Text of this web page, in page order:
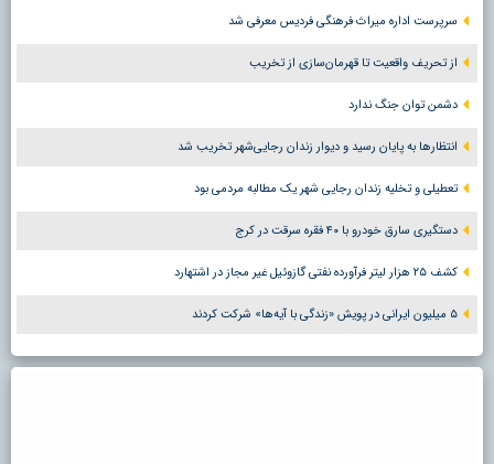
سرپرست اداره میراث فرهنگی فردیس معرفی شد
از تحریف واقعیت تا قهرمان‌سازی از تخریب
دشمن توان جنگ ندارد
انتظارها به پایان رسید و دیوار زندان رجایی‌شهر تخریب شد
تعطیلی و تخلیه زندان رجایی شهر یک مطالبه مردمی بود
دستگیری سارق خودرو با ۴۰ فقره سرقت در کرج
کشف ۲۵ هزار لیتر فرآورده نفتی گازوئیل غیر مجاز در اشتهارد
۵ میلیون ایرانی در پویش «زندگی با آیه‌ها» شرکت کردند